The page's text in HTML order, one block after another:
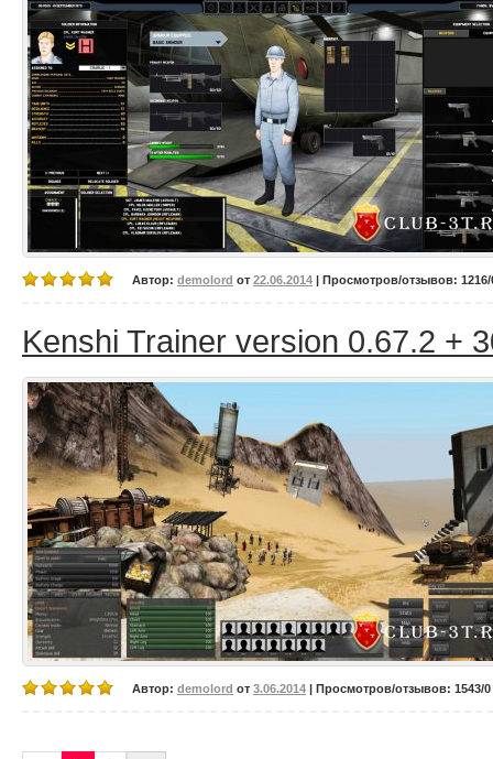
Автор: demolord от 22.06.2014 | Просмотров/отзывов: 1216/
Kenshi Trainer version 0.67.2 +
Автор: demolord от 3.06.2014 | Просмотров/отзывов: 1543/0